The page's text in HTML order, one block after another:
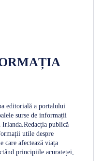
editorială a portalului
surse de informații
publică
utile despre
care afectează viața
principiile acurateței,